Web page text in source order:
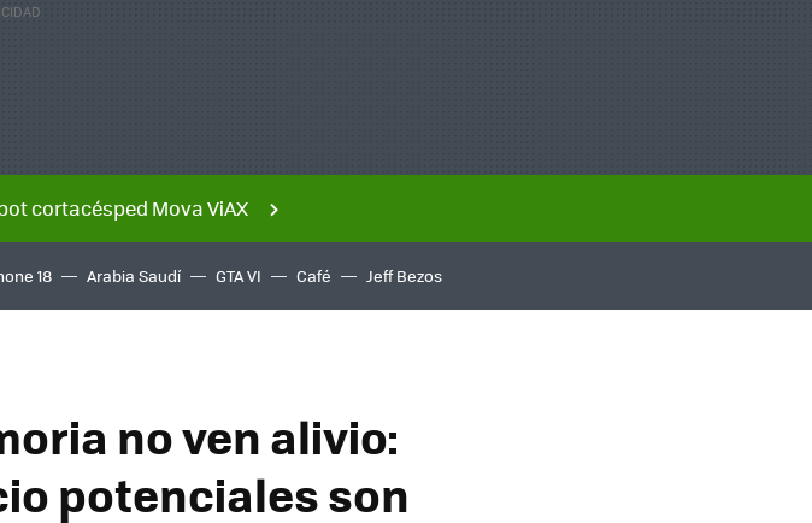
cortacésped Mova ViAX
18 Arabia Saudí GTA VI Café Jeff Bezos
no ven alivio:
potenciales son